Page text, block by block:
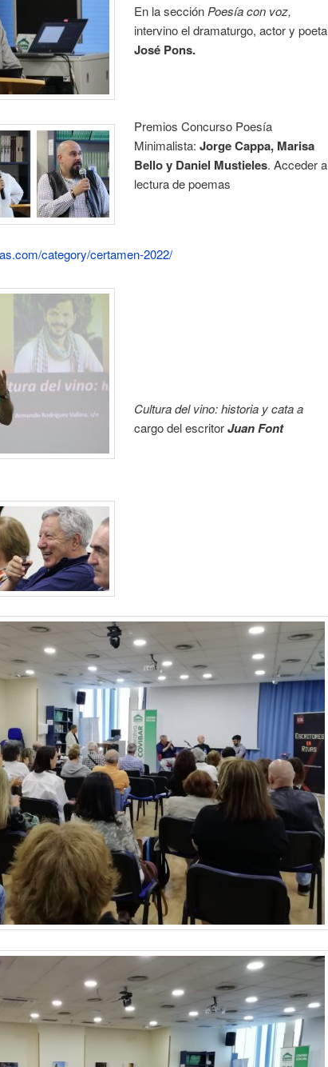
En la sección Poesía con voz,
intervino el dramaturgo, actor y poeta
José Pons.
Premios Concurso Poesía
Minimalista:Jorge Cappa, Marisa
Bello y Daniel Mustieles. Acceder a
lectura de poemas
category/certamen-2022/
Cultura del vino: historia y cata a
cargo del escritor Juan Font